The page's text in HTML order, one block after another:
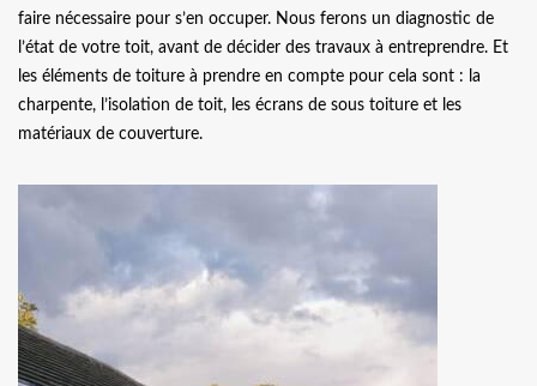
faire nécessaire pour s’en occuper. Nous ferons un diagnostic de
l’état de votre toit, avant de décider des travaux à entreprendre. Et
les éléments de toiture à prendre en compte pour cela sont : la
charpente, l’isolation de toit, les écrans de sous toiture et les
matériaux de couverture.